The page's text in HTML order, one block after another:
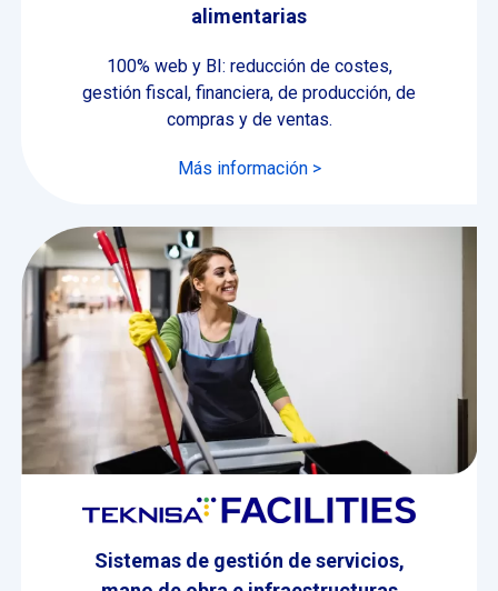
alimentarias
100% web y BI: reducción de costes,
gestión fiscal, financiera, de producción, de
compras y de ventas.
Más información >
Sistemas de gestión de servicios,